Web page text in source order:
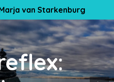
van Starkenburg